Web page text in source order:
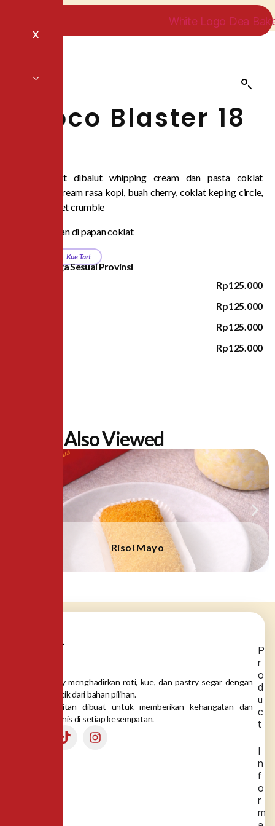
X
Choco Blaster 18
Cake coklat dibalut whipping cream dan pasta coklat
dilengkapi cream rasa kopi, buah cherry, coklat keping circle,
dan red velvet crumble
*Gratis tulisan di papan coklat
Kue Tart
Daftar Harga Sesuai Provinsi
Rp125.000
Rp125.000
Rp125.000
Rp125.000
People Also Viewed
Risol Mayo
Dea Bakery menghadirkan roti, kue, dan pastry segar dengan
rasa autentik dari bahan pilihan.
Setiap gigitan dibuat untuk memberikan kehangatan dan
momen manis di setiap kesempatan.
P
r
o
d
u
c
t
I
n
f
o
r
m